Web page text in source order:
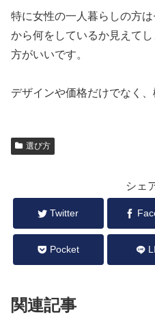
特に女性の一人暮らしの方
から何をしているか見えて
方がいいです。
デザインや価格だけでなく
選び方
シェ
Twitter
Pocket
関連記事